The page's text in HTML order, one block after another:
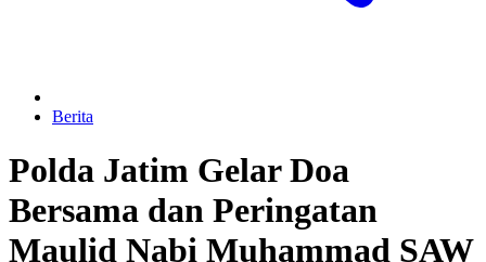
Berita
Polda Jatim Gelar Doa
Bersama dan Peringatan
Maulid Nabi Muhammad SAW